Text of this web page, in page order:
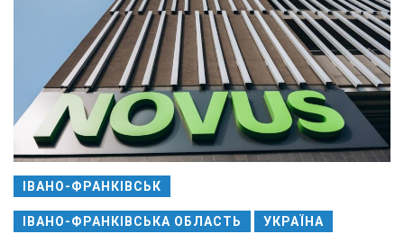
ІВАНО-ФРАНКІВСЬК
ІВАНО-ФРАНКІВСЬКА ОБЛАСТЬ УКРАЇНА